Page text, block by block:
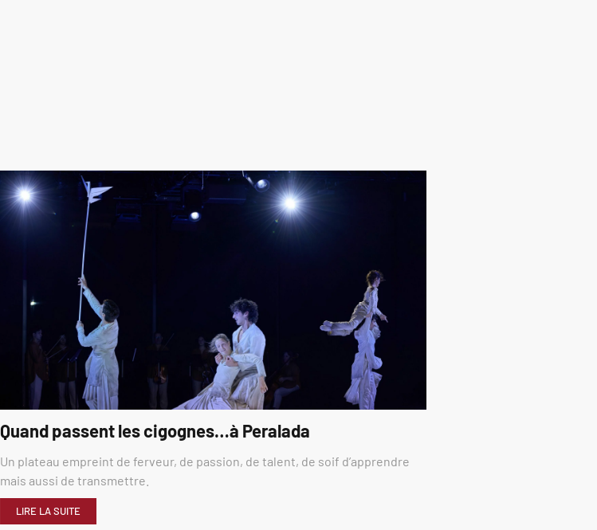
Quand passent les cigognes…à Peralada
Un plateau empreint de ferveur, de passion, de talent, de soif d’apprendre
mais aussi de transmettre.
LIRE LA SUITE